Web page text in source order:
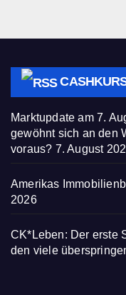
Marktupdate am 7.
gewöhnt sich an den
voraus? 7. August
Amerikas
2026
CK*Leben: Der erste
den viele